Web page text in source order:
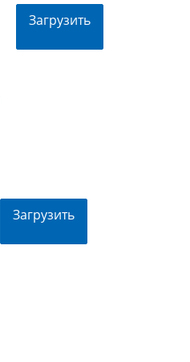
Загрузить
Загрузить